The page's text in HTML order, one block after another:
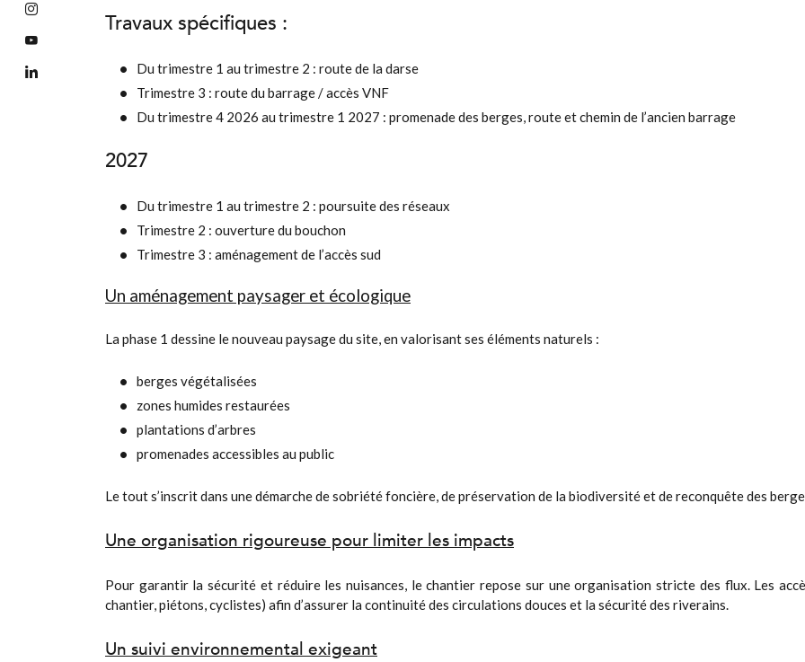
Travaux spécifiques :
Du trimestre 1 au trimestre 2 : route de la darse
Trimestre 3 : route du barrage / accès VNF
Du trimestre 4 2026 au trimestre 1 2027 : promenade des berges, route et chemin de l’ancien barrage
2027
Du trimestre 1 au trimestre 2 : poursuite des réseaux
Trimestre 2 : ouverture du bouchon
Trimestre 3 : aménagement de l’accès sud
Un aménagement paysager et écologique
La phase 1 dessine le nouveau paysage du site, en valorisant ses éléments naturels :
berges végétalisées
zones humides restaurées
plantations d’arbres
promenades accessibles au public
Le tout s’inscrit dans une démarche de sobriété foncière, de préservation de la biodiversité et de reconquête des
Une organisation rigoureuse pour limiter les impacts
Pour garantir la sécurité et réduire les nuisances, le chantier repose sur une organisation stricte des flux. Les
chantier, piétons, cyclistes) afin d’assurer la continuité des circulations douces et la sécurité des riverains.
Un suivi environnemental exigeant